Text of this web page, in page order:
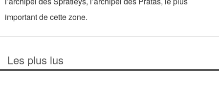
important de cette zone.
Les plus lus